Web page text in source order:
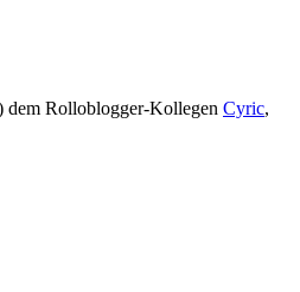
dem Rolloblogger-Kollegen Cyric,